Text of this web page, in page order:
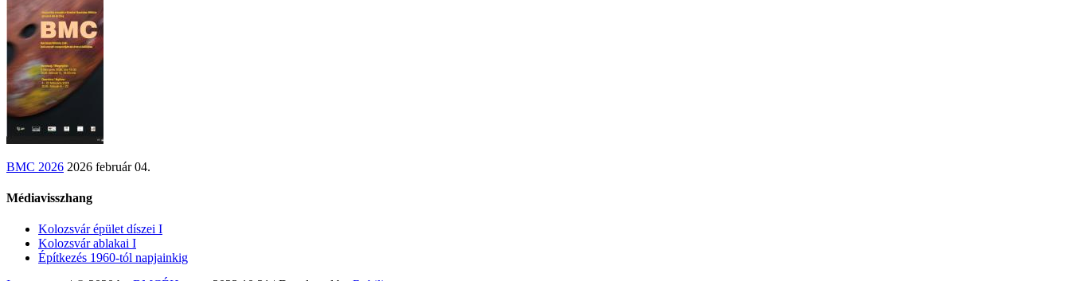
BMC 2026 2026 február 04.
Médiavisszhang
Kolozsvár épület díszei I
Kolozsvár ablakai I
Építkezés 1960-tól napjainkig